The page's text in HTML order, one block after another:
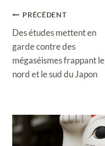
Navigation
de
l’article
PRÉCÉDENT
Des études mettent en
garde contre des
mégaséismes frappant le
nord et le sud du Japon